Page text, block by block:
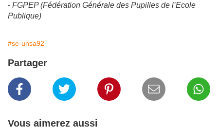
- FGPEP (Fédération Générale des Pupilles de l’Ecole
Publique)
#se-unsa92
Partager
Vous aimerez aussi